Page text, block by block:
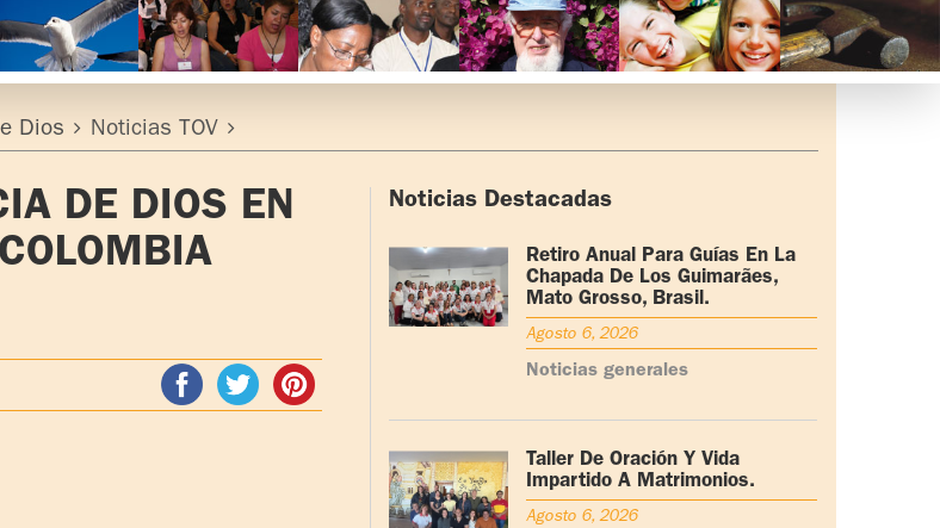
Dios Noticias TOV
DE DIOS EN
Noticias Destacadas
Retiro Anual Para Guías En La
Chapada De Los Guimarães,
Mato Grosso, Brasil.
Agosto 6, 2026
Noticias generales
Taller De Oración Y Vida
Impartido A Matrimonios.
Agosto 6, 2026